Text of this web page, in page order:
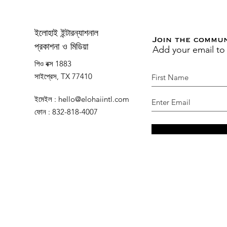
ইলোহাই ইন্টারন্যাশনাল
প্রকাশনা ও মিডিয়া
পিও বক্স 1883
সাইপ্রেস, TX 77410
ইমেইল : hello@elohaiintl.com
ফোন : 832-818-4007
Join the
Add your email